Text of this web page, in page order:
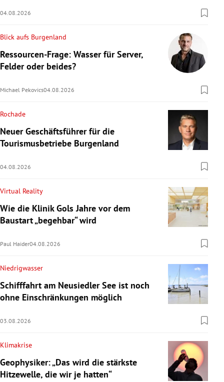
04.08.2026
Blick aufs Burgenland
Ressourcen-Frage: Wasser für Server,
Felder oder beides?
Michael Pekovics04.08.2026
Rochade
Neuer Geschäftsführer für die
Tourismusbetriebe Burgenland
04.08.2026
Virtual Reality
Wie die Klinik Gols Jahre vor dem
Baustart „begehbar“ wird
Paul Haider04.08.2026
Niedrigwasser
Schifffahrt am Neusiedler See ist noch
ohne Einschränkungen möglich
03.08.2026
Klimakrise
Geophysiker: „Das wird die stärkste
Hitzewelle, die wir je hatten“